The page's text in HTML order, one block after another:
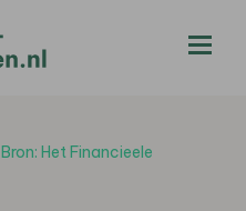
Bron: Het Financieele